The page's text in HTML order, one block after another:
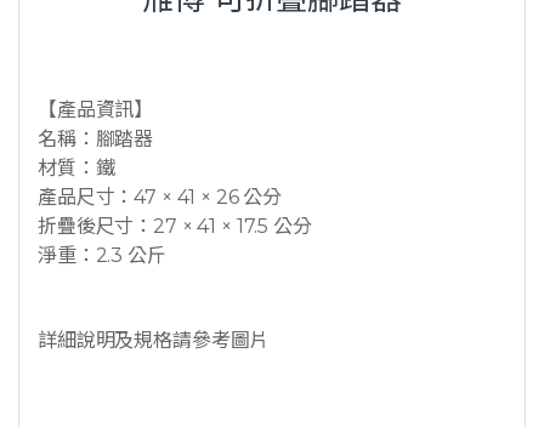
【產品資訊】
名稱：腳踏器
材質：鐵
產品尺寸：47 × 41 × 26 公分
折疊後尺寸：27 × 41 × 17.5 公分
淨重：2.3 公斤
詳細說明及規格請參考圖片